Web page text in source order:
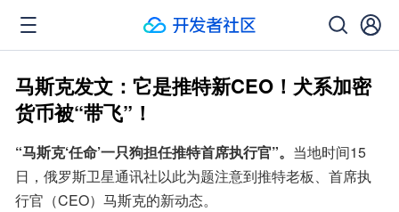
马斯克发文：它是推特新CEO！犬系加密
货币被“带飞”！
“马斯克‘任命’一只狗担任推特首席执行官”。 当地时间15
日，俄罗斯卫星通讯社以此为题注意到推特老板、首席执
行官（CEO）马斯克的新动态。